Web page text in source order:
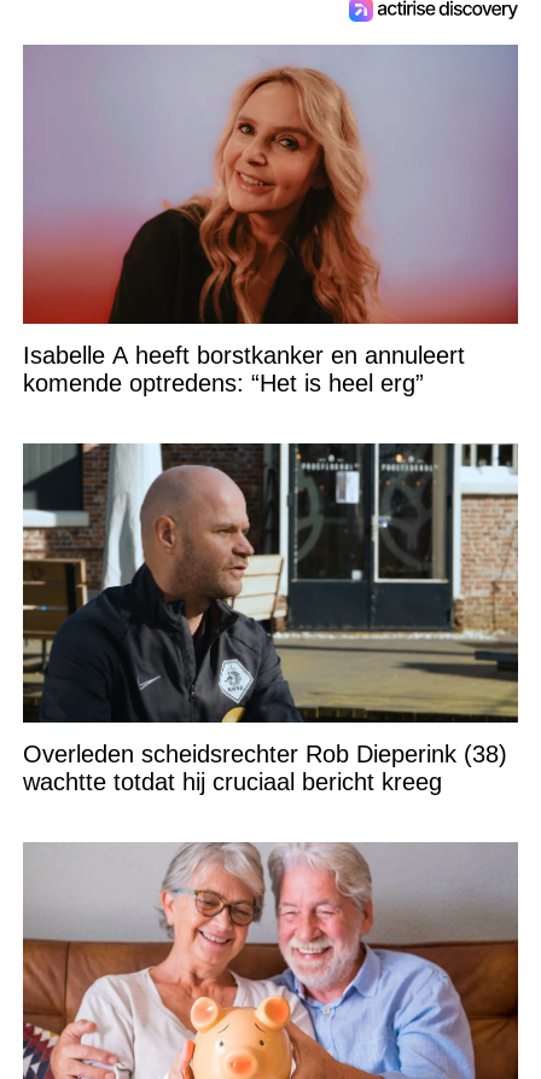
Isabelle A heeft borstkanker en annuleert
komende optredens: “Het is heel erg”
Overleden scheidsrechter Rob Dieperink (38)
wachtte totdat hij cruciaal bericht kreeg